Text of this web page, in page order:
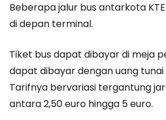
Beberapa jalur bus antarkota
di depan terminal.
Tiket bus dapat dibayar di meja
dapat dibayar dengan uang
Tarifnya bervariasi tergantung
antara 2,50 euro hingga 5 euro.